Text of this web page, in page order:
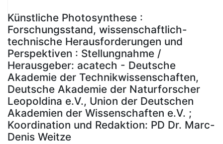
Statistiken
Künstliche Photosynthese :
Forschungsstand, wissenschaftlich-
technische Herausforderungen und
Perspektiven : Stellungnahme /
Herausgeber: acatech - Deutsche
Akademie der Technikwissenschaften,
Deutsche Akademie der Naturforscher
Leopoldina e.V., Union der Deutschen
Akademien der Wissenschaften e.V. ;
Koordination und Redaktion: PD Dr. Marc-
Denis Weitze